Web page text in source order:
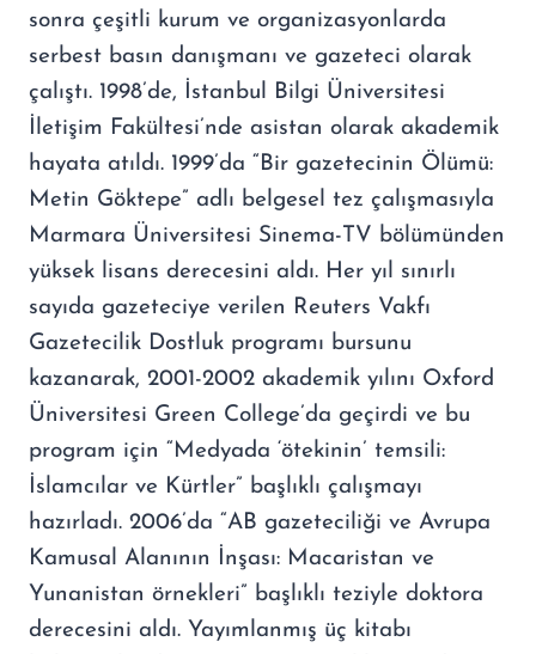
sonra çeşitli kurum ve organizasyonlarda
serbest basın danışmanı ve gazeteci olarak
çalıştı. 1998’de, İstanbul Bilgi Üniversitesi
İletişim Fakültesi’nde asistan olarak akademik
hayata atıldı. 1999’da “Bir gazetecinin Ölümü:
Metin Göktepe” adlı belgesel tez çalışmasıyla
Marmara Üniversitesi Sinema-TV bölümünden
yüksek lisans derecesini aldı. Her yıl sınırlı
sayıda gazeteciye verilen Reuters Vakfı
Gazetecilik Dostluk programı bursunu
kazanarak, 2001-2002 akademik yılını Oxford
Üniversitesi Green College’da geçirdi ve bu
program için “Medyada ‘ötekinin’ temsili:
İslamcılar ve Kürtler” başlıklı çalışmayı
hazırladı. 2006’da “AB gazeteciliği ve Avrupa
Kamusal Alanının İnşası: Macaristan ve
Yunanistan örnekleri” başlıklı teziyle doktora
derecesini aldı. Yayımlanmış üç kitabı